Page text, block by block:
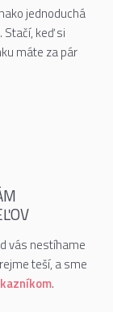
jednoduchá
. Stačí, keď si
máte za pár
vás nestíhame
teší, a sme
.